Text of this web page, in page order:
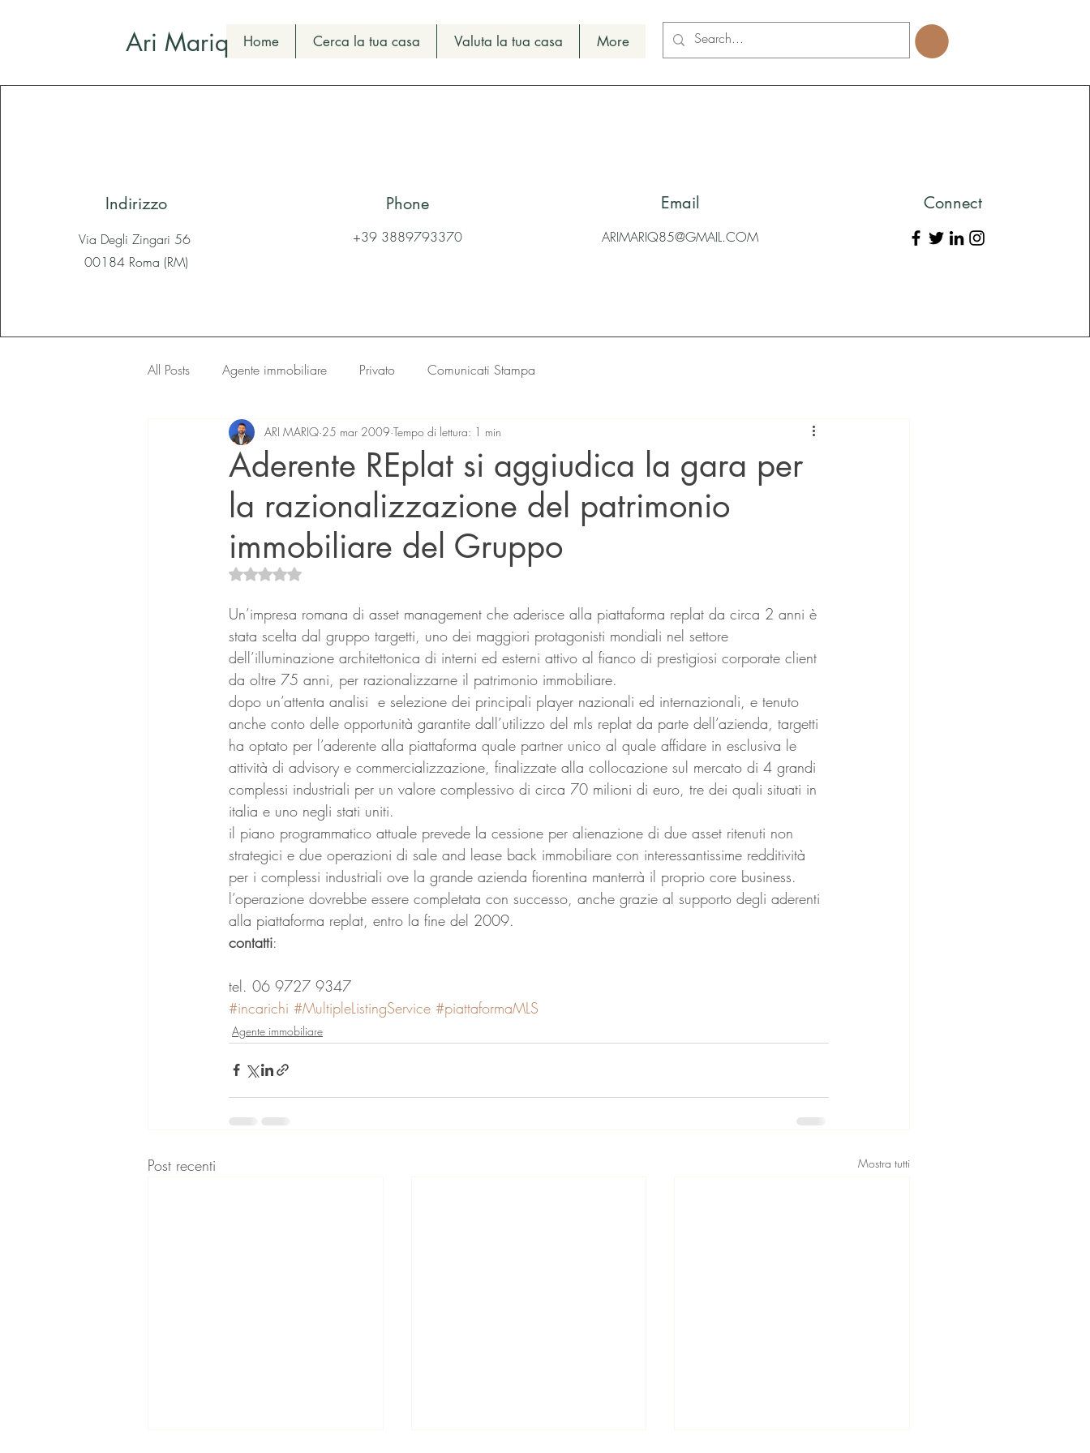
Ari Mariq Home Cerca la tua casa Valuta la tua casa More
Indirizzo
Via Degli Zingari 56
00184 Roma (RM)
Phone
+39 3889793370
Email
ARIMARIQ85@GMAIL.COM
Connect
All Posts Agente immobiliare Privato Comunicati Stampa
Aderente REplat si aggiudica la gara per
la razionalizzazione del patrimonio
immobiliare del Gruppo
ARI MARIQ 25 mar 2009 Tempo di lettura: 1 min
Valutazione NaN stelle su 5.
Un’impresa romana di asset management che aderisce alla piattaforma replat da circa 2 anni è
stata scelta dal gruppo targetti, uno dei maggiori protagonisti mondiali nel settore
dell’illuminazione architettonica di interni ed esterni attivo al fianco di prestigiosi corporate client
da oltre 75 anni, per razionalizzarne il patrimonio immobiliare.
dopo un’attenta analisi  e selezione dei principali player nazionali ed internazionali, e tenuto
anche conto delle opportunità garantite dall’utilizzo del mls replat da parte dell’azienda, targetti
ha optato per l’aderente alla piattaforma quale partner unico al quale affidare in esclusiva le
attività di advisory e commercializzazione, finalizzate alla collocazione sul mercato di 4 grandi
complessi industriali per un valore complessivo di circa 70 milioni di euro, tre dei quali situati in
italia e uno negli stati uniti.
il piano programmatico attuale prevede la cessione per alienazione di due asset ritenuti non
strategici e due operazioni di sale and lease back immobiliare con interessantissime redditività
per i complessi industriali ove la grande azienda fiorentina manterrà il proprio core business.
l’operazione dovrebbe essere completata con successo, anche grazie al supporto degli aderenti
alla piattaforma replat, entro la fine del 2009.
contatti:
tel. 06 9727 9347
#incarichi #MultipleListingService #piattaformaMLS
Agente immobiliare
Post recenti Mostra tutti